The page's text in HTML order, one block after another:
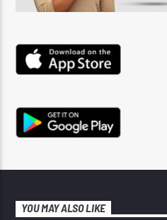
YOU MAY ALSO LIKE